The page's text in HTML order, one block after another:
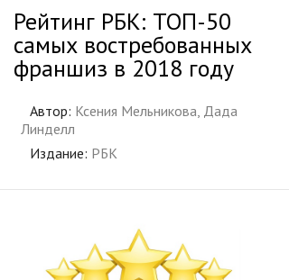
Рейтинг РБК: ТОП-50
самых востребованных
франшиз в 2018 году
Автор: Ксения Мельникова, Дада
Линделл
Издание: РБК